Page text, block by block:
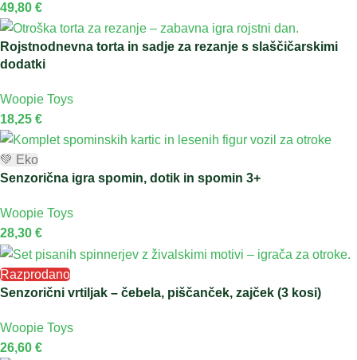
49,80 €
Rojstnodnevna torta in sadje za rezanje s slaščičarskimi
dodatki
Woopie Toys
18,25 €
💚 Eko
Senzorična igra spomin, dotik in spomin 3+
Woopie Toys
28,30 €
Razprodano
Senzorični vrtiljak – čebela, piščanček, zajček (3 kosi)
Woopie Toys
26,60 €